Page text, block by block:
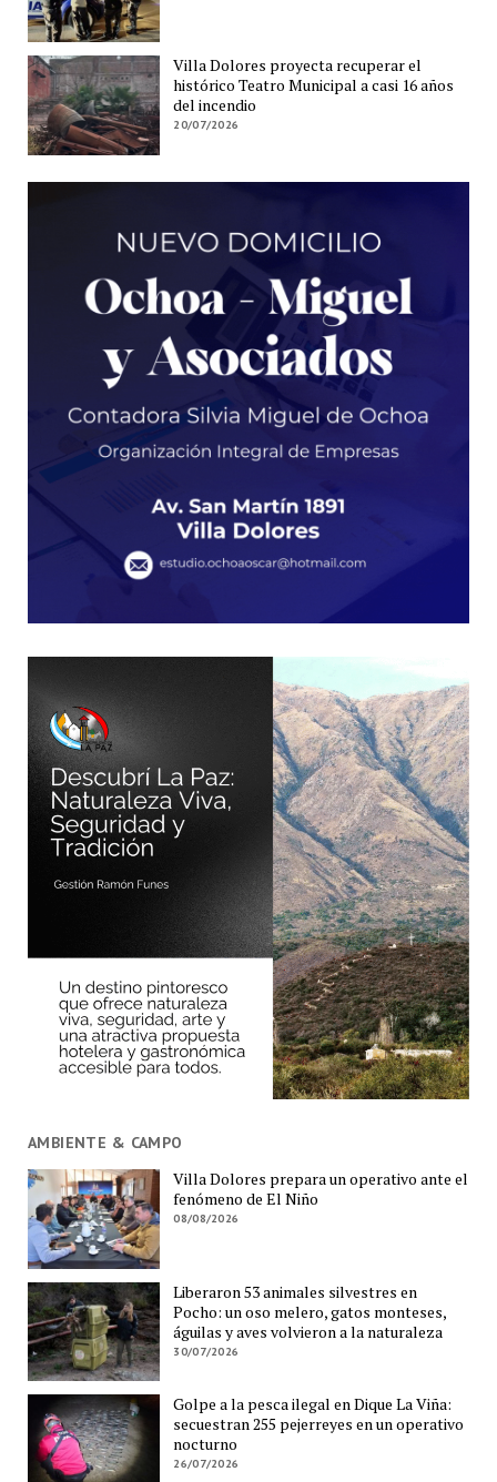
Villa Dolores proyecta recuperar el
histórico Teatro Municipal a casi 16 años
del incendio
20/07/2026
AMBIENTE & CAMPO
Villa Dolores prepara un operativo ante el
fenómeno de El Niño
08/08/2026
Liberaron 53 animales silvestres en
Pocho: un oso melero, gatos monteses,
águilas y aves volvieron a la naturaleza
30/07/2026
Golpe a la pesca ilegal en Dique La Viña:
secuestran 255 pejerreyes en un operativo
nocturno
26/07/2026